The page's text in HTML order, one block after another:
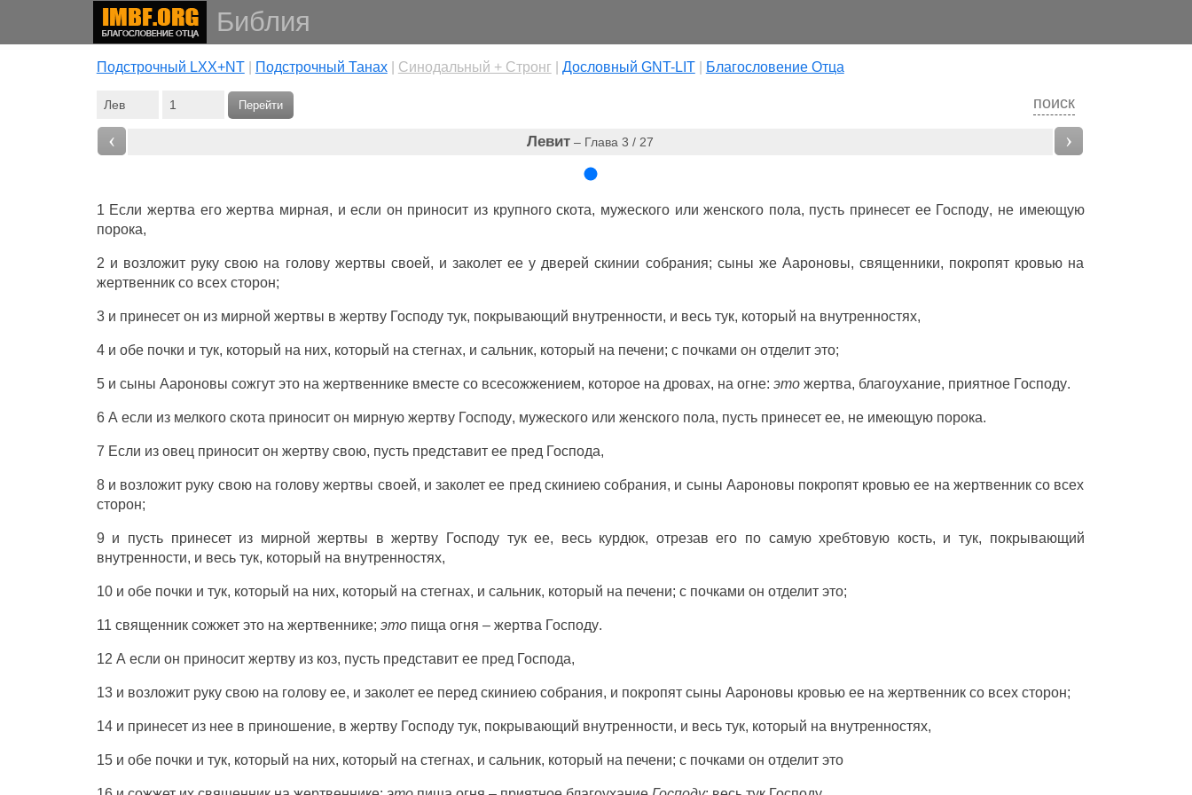
Библия
Подстрочный LXX+NT| Подстрочный Танах| Cинодальный + Стронг| Дословный GNT-LIT| Благословение Отца
поиск
Перейти
‹ Левит– Глава 3 / 27 ›
1 Еслижертва егожертва мирная, и если он приносит из крупного скота, мужескогоилиженского пола, пусть принесет ее Господу, не имеющую
порока,
2 и возложит руку свою на голову жертвы своей, и заколет ее у дверей скинии собрания; сыны же Аароновы,священники, покропят кровью на
жертвенник со всех сторон;
3 и принесетон из мирной жертвы в жертву Господу тук, покрывающий внутренности, и весь тук, который на внутренностях,
4 и обе почки и тук, который на них, который на стегнах, и сальник, который на печени; с почками он отделитэто;
5 и сыны Аароновы сожгутэто на жертвенникевместе со всесожжением, которое на дровах, на огне: это жертва, благоухание, приятное Господу.
6 А если из мелкого скота приноситон мирную жертву Господу, мужескогоили женского пола, пусть принесетее, не имеющую порока.
7 Если из овец приноситон жертвусвою, пусть представитее пред Господа,
8 и возложит руку свою на голову жертвы своей, изаколет ее пред скиниею собрания, и сыны Аароновы покропят кровью ее на жертвенник со всех
сторон;
9 и пусть принесетиз мирной жертвы вжертву Господу тукее, весь курдюк, отрезав его по самую хребтовую кость, и тук, покрывающий
внутренности, и весь тук, который на внутренностях,
10 и обе почки и тук, который на них, который на стегнах, и сальник, который на печени; с почками он отделитэто;
11 священник сожжетэто на жертвеннике; это пища огня – жертва Господу.
12 А если он приносит жертвуиз коз, пусть представитее пред Господа,
13 и возложит рукусвою на головуее, и заколетее перед скиниею собрания, и покропят сыны Аароновы кровьюее на жертвенник со всех сторон;
14 и принесетиз нее в приношение, в жертву Господу тук, покрывающий внутренности, и весь тук, который на внутренностях,
15 и обе почки и тук, который на них, который на стегнах, и сальник, который на печени; с почками он отделитэто